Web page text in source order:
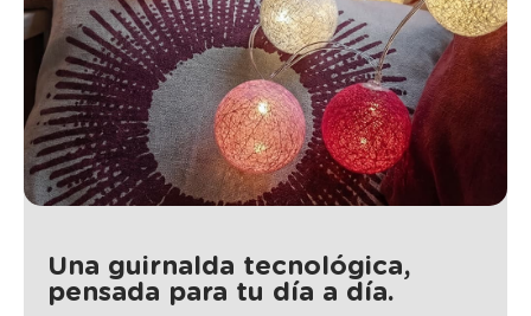
Una guirnalda tecnológica,
pensada para tu día a día.